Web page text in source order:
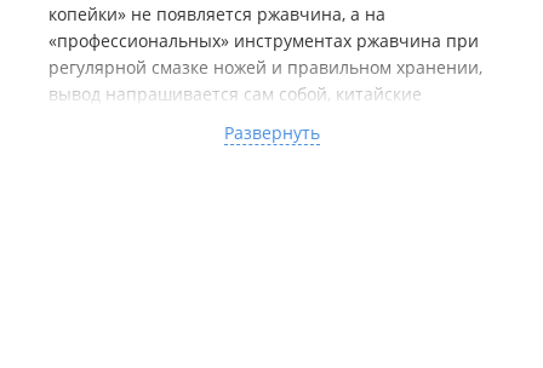
копейки» не появляется ржавчина, а на
«профессиональных» инструментах ржавчина при
регулярной смазке ножей и правильном хранении,
вывод напрашивается сам собой, китайские
рекомендую данный магазин, с браком сталкиваюсь
Развернуть